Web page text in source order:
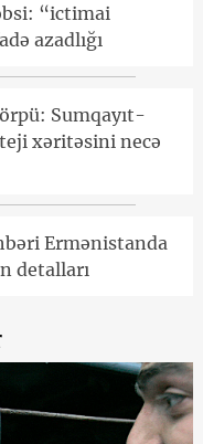
“ictimai
azadlığı
Sumqayıt-
xəritəsini necə
Ermənistanda
detalları